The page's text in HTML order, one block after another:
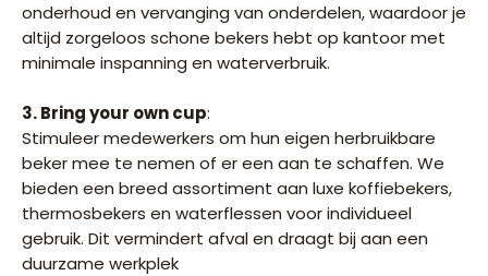
onderhoud en vervanging van onderdelen, waardoor je
altijd zorgeloos schone bekers hebt op kantoor met
minimale inspanning en waterverbruik.
3. Bring your own cup:
Stimuleer medewerkers om hun eigen herbruikbare
beker mee te nemen of er een aan te schaffen. We
bieden een breed assortiment aan luxe koffiebekers,
thermosbekers en waterflessen voor individueel
gebruik. Dit vermindert afval en draagt bij aan een
duurzame werkplek